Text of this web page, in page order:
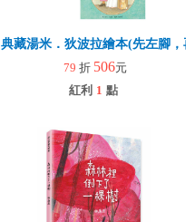
典藏湯米．狄波拉繪本(先左腳，
79 折 506元
紅利 1 點